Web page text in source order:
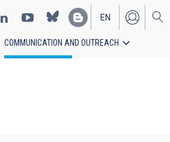
EN
ES
COMMUNICATION AND OUTREACH